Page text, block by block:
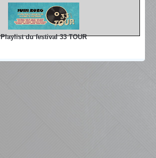
Playlist du festival 33 TOUR